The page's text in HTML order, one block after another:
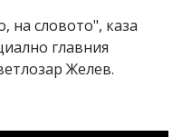
на словото", каза
главния
Желев.